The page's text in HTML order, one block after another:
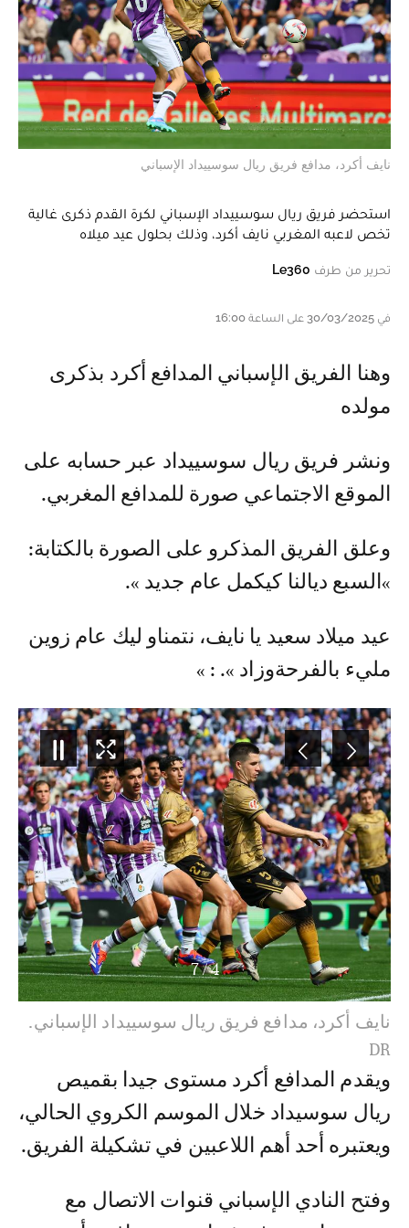
نايف أكرد، مدافع فريق ريال سوسييداد الإسباني
استحضر فريق ريال سوسييداد الإسباني لكرة القدم ذكرى غالية
تخص لاعبه المغربي نايف أكرد، وذلك بحلول عيد ميلاه
تحرير من طرف Le360
في 30/03/2025 على الساعة 16:00
وهنا الفريق الإسباني المدافع أكرد بذكرى
مولده
ونشر فريق ريال سوسييداد عبر حسابه على
الموقع الاجتماعي صورة للمدافع المغربي.
وعلق الفريق المذكرو على الصورة بالكتابة:
»السبع ديالنا كيكمل عام جديد ».
عيد ميلاد سعيد يا نايف، نتمناو ليك عام زوين
مليء بالفرحةوزاد ». : »
5
/
7
نايف أكرد، مدافع فريق ريال سوسييداد الإسباني.
DR
ويقدم المدافع أكرد مستوى جيدا بقميص
ريال سوسيداد خلال الموسم الكروي الحالي،
ويعتبره أحد أهم اللاعبين في تشكيلة الفريق.
وفتح النادي الإسباني قنوات الاتصال مع